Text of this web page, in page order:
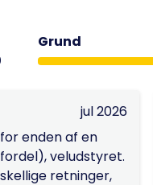
Grund
jul 2026
enden af en
veludstyret.
retninger,